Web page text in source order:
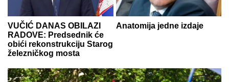
VUČIĆ DANAS OBILAZI
RADOVE: Predsednik će
obići rekonstrukciju Starog
železničkog mosta
Anatomija jedne izdaje